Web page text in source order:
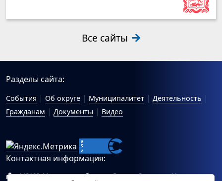
Все сайты
Разделы сайта:
События Об округе Муниципалитет
Деятельность
Гражданам
Документы Видео
Контактная информация:
143100, Московская область, г.Руза, ул.Солнцева, 11